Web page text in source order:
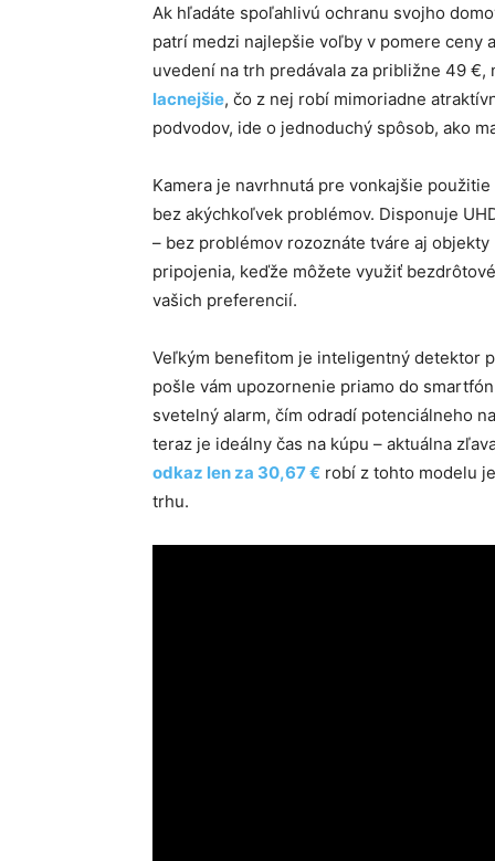
Ak hľadáte spoľahlivú ochranu svojho
patrí medzi najlepšie voľby v pomere ceny
uvedení na trh predávala za približne 49 €,
lacnejšie, čo z nej robí mimoriadne
podvodov, ide o jednoduchý spôsob, ako
Kamera je navrhnutá pre vonkajšie
bez akýchkoľvek problémov. Disponuje
– bez problémov rozoznáte tváre aj
pripojenia, keďže môžete využiť
vašich preferencií.
Veľkým benefitom je inteligentný detektor
pošle vám upozornenie priamo do
svetelný alarm, čím odradí potenciálneho
teraz je ideálny čas na kúpu – aktuálna
odkaz len za 30,67 € robí z tohto modelu
trhu.